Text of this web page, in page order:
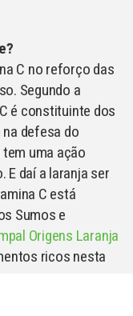
C no reforço das
Segundo a
é constituinte dos
defesa do
uma ação
daí a laranja ser
C está
Sumos e
Origens Laranja
ricos nesta